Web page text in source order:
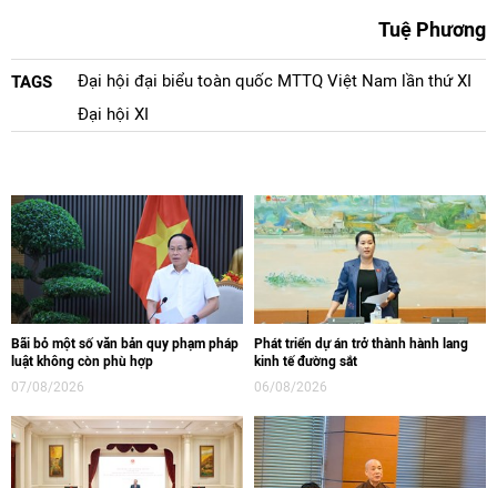
Tuệ Phương
TAGS
Đại hội đại biểu toàn quốc MTTQ Việt Nam lần thứ XI
Đại hội XI
Bãi bỏ một số văn bản quy phạm pháp
luật không còn phù hợp
07/08/2026
Phát triển dự án trở thành hành lang
kinh tế đường sắt
06/08/2026